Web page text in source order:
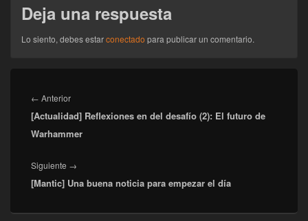
Deja una respuesta
Lo siento, debes estarconectado para publicar un comentario.
de
entradas
← AnteriorEntrada
anterior:
[Actualidad] Reflexiones en del desafío (2): El futuro de
Warhammer
Siguiente →
siguiente:
[Mantic] Una buena noticia para empezar el día